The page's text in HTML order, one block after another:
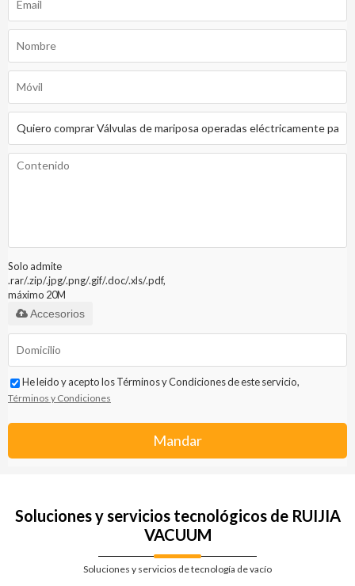
Solo admite
.rar/.zip/.jpg/.png/.gif/.doc/.xls/.pdf,
máximo 20M
Accesorios
He leido y acepto los Términos y Condiciones de este servicio,
Términos y Condiciones
Mandar
Soluciones y servicios tecnológicos de RUIJIA
VACUUM
Soluciones y servicios de tecnología de vacío